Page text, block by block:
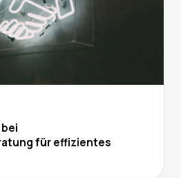
für effizientes